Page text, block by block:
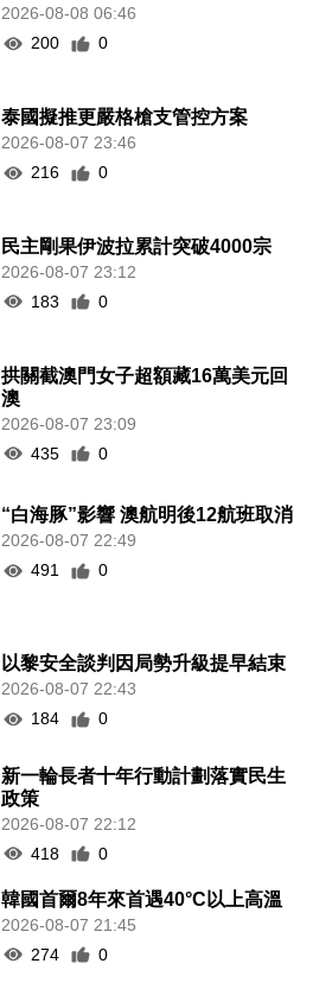
2026-08-08 06:46
200
0
泰國擬推更嚴格槍支管控方案
2026-08-07 23:46
216
0
民主剛果伊波拉累計突破4000宗
2026-08-07 23:12
183
0
拱關截澳門女子超額藏16萬美元回
澳
2026-08-07 23:09
435
0
“白海豚”影響 澳航明後12航班取消
2026-08-07 22:49
491
0
以黎安全談判因局勢升級提早結束
2026-08-07 22:43
184
0
新一輪長者十年行動計劃落實民生
政策
2026-08-07 22:12
418
0
韓國首爾8年來首遇40°C以上高溫
2026-08-07 21:45
274
0